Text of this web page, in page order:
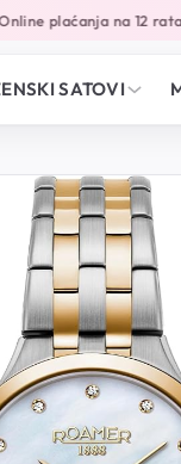
plaćanja na 12 rata•
SATOVI